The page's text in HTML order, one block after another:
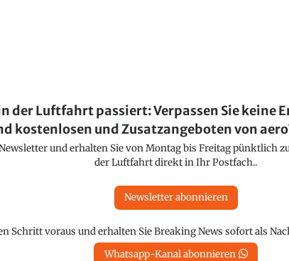
der Luftfahrt passiert: Verpassen Sie
kostenlosen und Zusatzangeboten von
und erhalten Sie von Montag bis Freitag pünktlich
der Luftfahrt direkt in Ihr Postfach..
Newsletter abonnieren
Schritt voraus und erhalten Sie Breaking News sofort als
Whatsapp-Kanal abonnieren